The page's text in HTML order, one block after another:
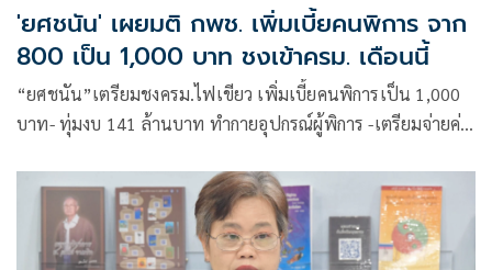
'ยศชนัน' เผยมติ กพช. เพิ่มเบี้ยคนพิการ จาก
800 เป็น 1,000 บาท ชงเข้าครม. เดือนนี้
“ยศชนัน”เตรียมชงครม.ไฟเขียว เพิ่มเบี้ยคนพิการเป็น 1,000
บาท- ทุ่มงบ 141 ล้านบาท ทำกายอุปกรณ์ผู้พิการ -เตรียมจ่ายค่า